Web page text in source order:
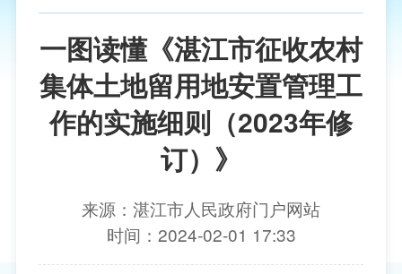
一图读懂《湛江市征收农村
集体土地留用地安置管理工
作的实施细则（2023年修
订）》
来源：湛江市人民政府门户网站
时间：2024-02-01 17:33